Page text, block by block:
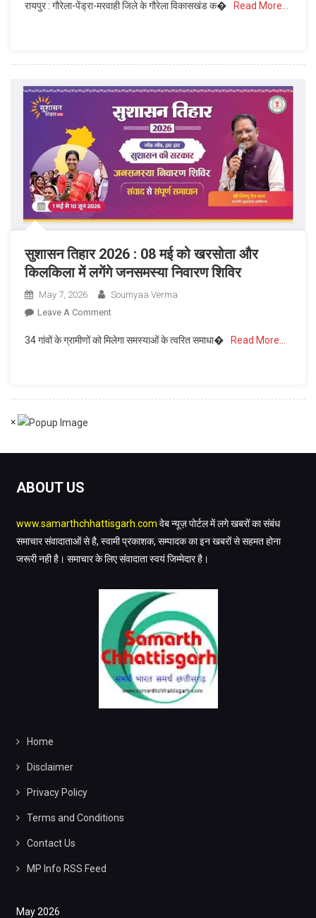
के
सीमित
संसाधनों
और
आर्थिक
तंगी
से
जूझने
भगवती
मेहनत,
आत्मविश्वास
योजना
के
अपनी
रायपुर : गौरेला-पेंड्रा-मरवाही जिले के गौरेला विकासखंड क� Read More…
सुशासन तिहार 2026 : 08 मई को खरसोता और
किलकिला में लगेंगे जनसमस्या निवारण शिविर
May 7, 2026
Soumyaa Verma
Leave A CommentOn
तिहार
जनसमस्या
निवारण
शिविर
34 गांवों के ग्रामीणों को मिलेगा समस्याओं के त्वरित समाधा� Read More…
×
ABOUT US
www.samarthchhattisgarh.com वेब न्यूज़ पोर्टल में लगे खबरों का संबंध
समाचार संवादाताओं से है, स्वामी प्रकाशक, सम्पादक का इन खबरों से सहमत होना
जरूरी नही है। समाचार के लिए संवादाता स्वयं जिम्मेदार है।
Home
Disclaimer
Privacy Policy
Terms and Conditions
Contact Us
MP Info RSS Feed
May 2026